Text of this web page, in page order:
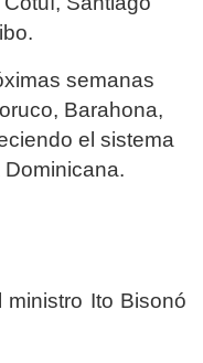
semanas
Barahona,
el sistema
ministro Ito Bisonó